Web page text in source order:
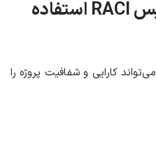
چه زمانی باید از ماتریس RACI استفاده
استفاده درست و به‌موقع از RACI می‌تواند کارایی و شفافیت پروژه را